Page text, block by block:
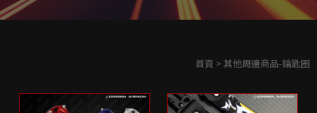
首頁 > 其他周邊商品-鑰匙圈